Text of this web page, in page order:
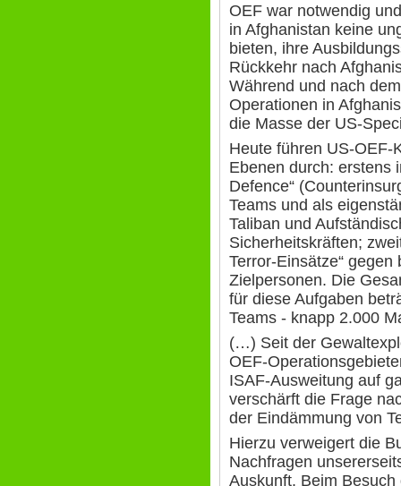
OEF war notwendig
in Afghanistan keine
bieten, ihre
Rückkehr nach
Während und nach
Operationen in
die Masse der US-
Heute führen US-OEF-
Ebenen durch: erstens
Defence“
Teams und als
Taliban und
Sicherheitskräften;
Terror-Einsätze“
Zielpersonen. Die
für diese Aufgaben
Teams - knapp 2.000
(…) Seit der
OEF-
ISAF-Ausweitung auf
verschärft die Frage
der Eindämmung von
Hierzu verweigert die
Nachfragen
Auskunft. Beim